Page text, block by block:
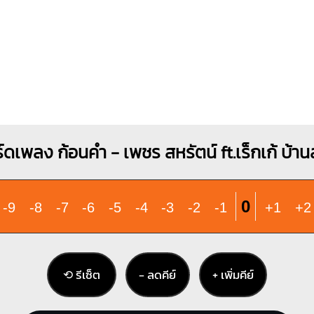
เพลง ก้อนคำ - เพชร สหรัตน์ ft.เร็กเก้ บ้า
-9 -8 -7 -6 -5 -4 -3 -2 -1 0 +1 +2
⟲ รีเซ็ต − ลดคีย์ + เพิ่มคีย์